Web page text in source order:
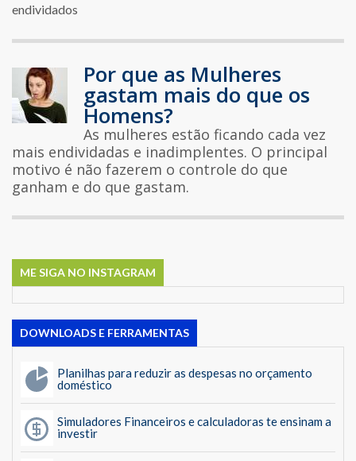
endividados
Por que as Mulheres
gastam mais do que os
Homens?
As mulheres estão ficando cada vez
mais endividadas e inadimplentes. O principal
motivo é não fazerem o controle do que
ganham e do que gastam.
ME SIGA NO INSTAGRAM
DOWNLOADS E FERRAMENTAS
Planilhas para reduzir as despesas no orçamento
doméstico
Simuladores Financeiros e calculadoras te ensinam a
investir